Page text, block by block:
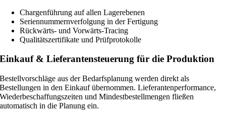
Chargenführung auf allen Lagerebenen
Seriennummernverfolgung in der Fertigung
Rückwärts- und Vorwärts-Tracing
Qualitätszertifikate und Prüfprotokolle
Einkauf & Lieferantensteuerung für die Produktion
Bestellvorschläge aus der Bedarfsplanung werden direkt als
Bestellungen in den Einkauf übernommen. Lieferantenperformance,
Wiederbeschaffungszeiten und Mindestbestellmengen fließen
automatisch in die Planung ein.